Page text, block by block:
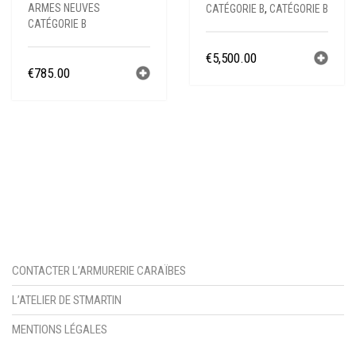
ARMES NEUVES
CATÉGORIE B
€785.00
CATÉGORIE B, CATÉGORIE B
€5,500.00
CONTACTER L’ARMURERIE CARAÏBES
L’ATELIER DE STMARTIN
MENTIONS LÉGALES